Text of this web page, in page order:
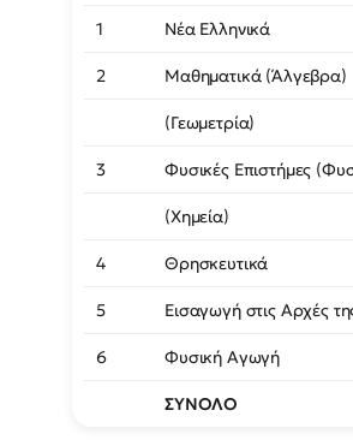
1 Νέα Ελληνικά
2 Μαθηματικά (Άλγεβρα)
(Γεωμετρία)
3 Φυσικές Επιστήμες
(Χημεία)
4 Θρησκευτικά
5 Εισαγωγή στις Αρχές
6 Φυσική Αγωγή
ΣΥΝΟΛΟ